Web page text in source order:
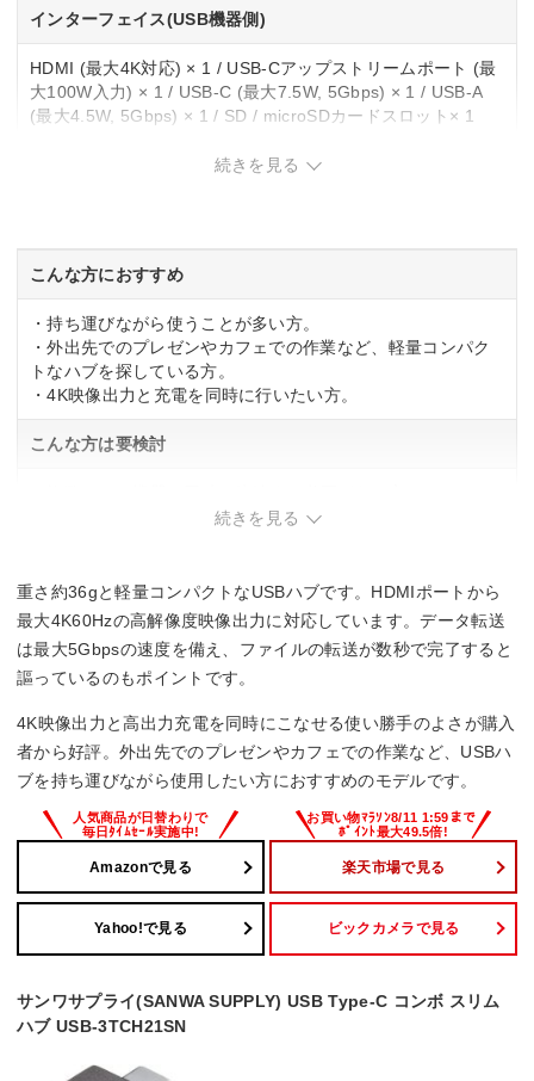
インターフェイス(USB機器側)
HDMI (最大4K対応) × 1 / USB-Cアップストリームポート (最
大100W入力) × 1 / USB-C (最大7.5W, 5Gbps) × 1 / USB-A
(最大4.5W, 5Gbps) × 1 / SD / microSDカードスロット× 1
電源供給
最大85W(パススルー充電)
幅x高さx奥行き
幅約42x高さ80x奥行13mm
重量
続きを見る
こんな方におすすめ
・持ち運びながら使うことが多い方。
・外出先でのプレゼンやカフェでの作業など、軽量コンパク
トなハブを探している方。
・4K映像出力と充電を同時に行いたい方。
こんな方は要検討
・SDカードやマイクロSDカードを頻繁に使う方。
続きを見る
重さ約36gと軽量コンパクトなUSBハブです。HDMIポートから
最大4K60Hzの高解像度映像出力に対応しています。データ転送
は最大5Gbpsの速度を備え、ファイルの転送が数秒で完了すると
謳っているのもポイントです。
4K映像出力と高出力充電を同時にこなせる使い勝手のよさが購入
者から好評。外出先でのプレゼンやカフェでの作業など、USBハ
ブを持ち運びながら使用したい方におすすめのモデルです。
Amazonで見る 楽天市場で見る
Yahoo!で見る ビックカメラで見る
サンワサプライ(SANWA SUPPLY) USB Type-C コンボ スリム
ハブ USB-3TCH21SN